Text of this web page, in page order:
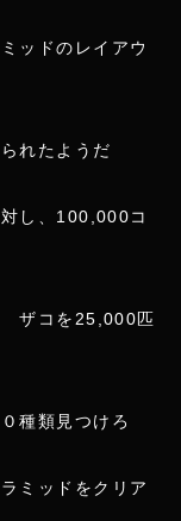
ッドのレイアウ
れたようだ
し、100,000コ
ザコを25,000匹
種類見つけろ
ミッドをクリア